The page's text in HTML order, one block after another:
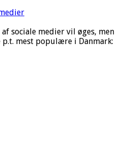
sociale medier vil øges, men
p.t. mest populære i Danmark: